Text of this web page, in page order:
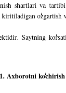
shartlari va
kiritiladigan ozgartish
Saytning ko
1. Axborotni kochirish